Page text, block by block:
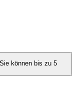
Sie können bis zu 5